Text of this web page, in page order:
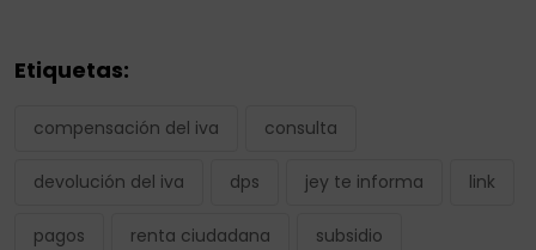
Etiquetas:
compensación del iva consulta
devolución del iva dps jey te informa link
pagos renta ciudadana subsidio